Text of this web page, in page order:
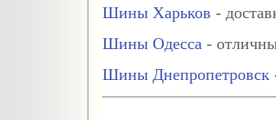
Шины Харьков -
Шины Одесса -
Шины Днепропетровск